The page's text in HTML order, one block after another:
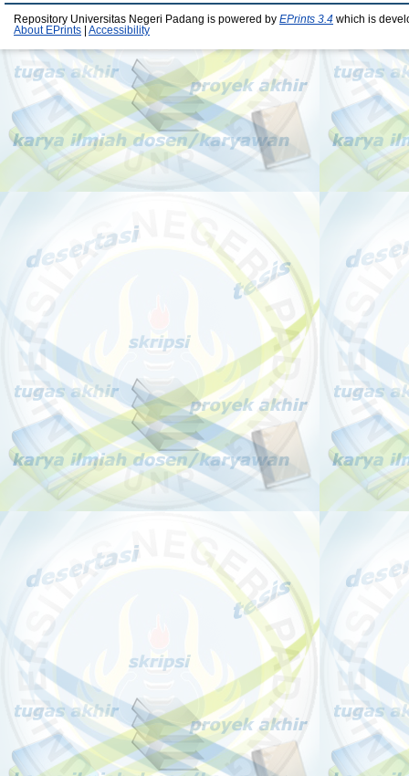
Repository Universitas Negeri Padang is powered by EPrints 3.4 which is
About EPrints
Accessibility